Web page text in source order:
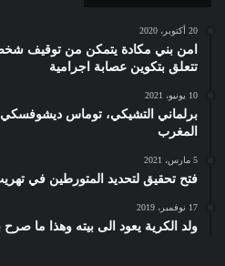
20 أكتوبر، 2020
امن بني مكادة يتمكن من توقيف
تتعلق بتكوين عصابة اجرامية
10 يونيو، 2021
برلماني التشيكي، توماس ديشوفسكي
المغرب
5 مارس، 2021
فتح تحقيق لتحديد المتورطين في تهريب 800 قرص طبي مخدر
17 نوفمبر، 2019
ولد الكرية يعود الى بيته وهذا ما